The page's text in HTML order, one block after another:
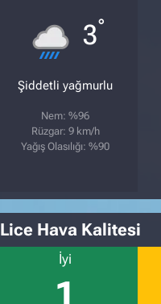
3°
Şiddetli yağmurlu
Nem: %96
Rüzgar: 9 km/h
Yağış Olasılığı: %90
Lice Hava Kalitesi
İyi
1